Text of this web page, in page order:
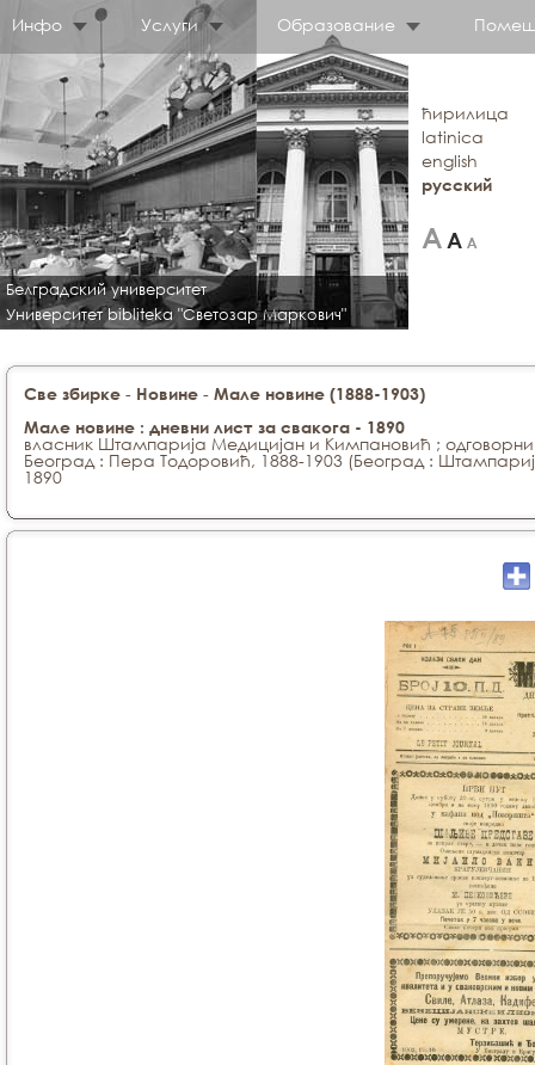
Инфо Услуги Образование
Белградский университет
Университет bibliteka "Светозар Маркович"
ћирилица
latinica
english
русский
Све збирке - Новине - Мале новине (1888-1903)
Мале новине : дневни лист за свакога - 1890
власник Штампарија Медицијан и Кимпановић ;
Београд : Пера Тодоровић, 1888-1903 (Београд :
1890